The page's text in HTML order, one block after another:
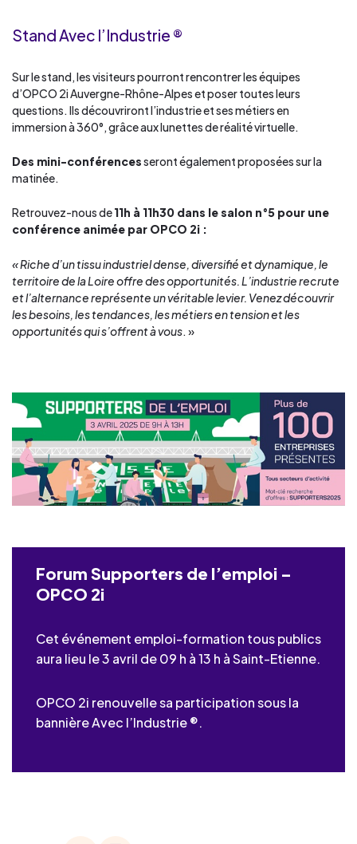
Stand Avec l’Industrie ®
Sur le stand, les visiteurs pourront rencontrer les équipes
d’OPCO 2i Auvergne-Rhône-Alpes et poser toutes leurs
questions. Ils découvriront l’industrie et ses métiers en
immersion à 360°, grâce aux lunettes de réalité virtuelle.
Des mini-conférencesseront également proposées sur la
matinée.
Retrouvez-nous de11h à 11h30 dans le salon n°5 pour une
conférence animée par OPCO 2i :
« Riche d’un tissu industriel dense, diversifié et dynamique, le
territoire de la Loire offre des opportunités. L’industrie recrute
et l’alternance représente un véritable levier. Venez découvrir
les besoins, les tendances, les métiers en tension et les
opportunités qui s’offrent à vous. »​
Forum Supporters de l’emploi –
OPCO 2i
Cet événement emploi-formation tous publics
aura lieu le 3 avril de 09 h à 13 h à Saint-Etienne.
OPCO 2i renouvelle sa participation sous la
bannière Avec l’Industrie ®.